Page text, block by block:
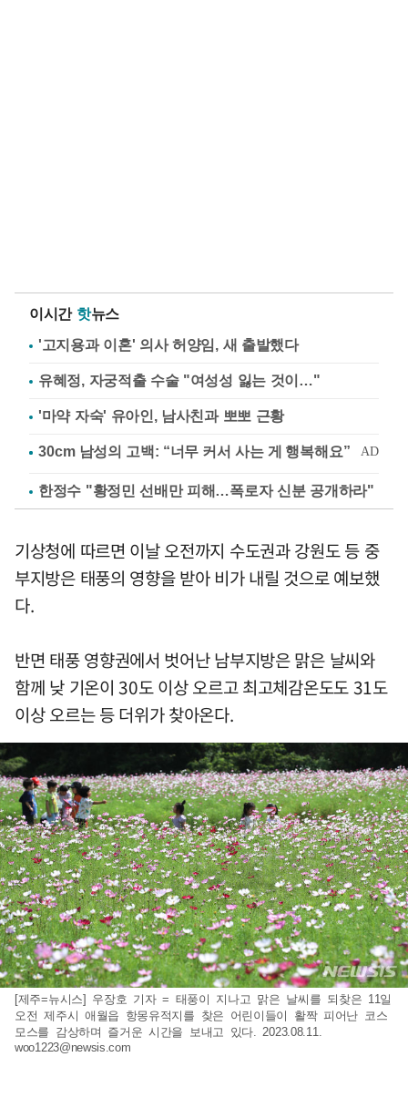
이시간 핫뉴스
'고지용과 이혼' 의사 허양임, 새 출발했다
유혜정, 자궁적출 수술 "여성성 잃는 것이…"
'마약 자숙' 유아인, 남사친과 뽀뽀 근황
한정수 "황정민 선배만 피해…폭로자 신분 공개하라"
기상청에 따르면 이날 오전까지 수도권과 강원도 등 중
부지방은 태풍의 영향을 받아 비가 내릴 것으로 예보했
다.
반면 태풍 영향권에서 벗어난 남부지방은 맑은 날씨와
함께 낮 기온이 30도 이상 오르고 최고체감온도도 31도
이상 오르는 등 더위가 찾아온다.
[제주=뉴시스] 우장호 기자 = 태풍이 지나고 맑은 날씨를 되찾은 11일
오전 제주시 애월읍 항몽유적지를 찾은 어린이들이 활짝 피어난 코스
모스를 감상하며 즐거운 시간을 보내고 있다. 2023.08.11.
woo1223@newsis.com